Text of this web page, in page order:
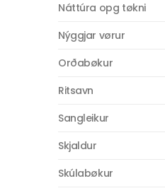
Náttúra opg tøkni
Nýggjar vørur
Orðabøkur
Ritsavn
Sangleikur
Skjaldur
Skúlabøkur